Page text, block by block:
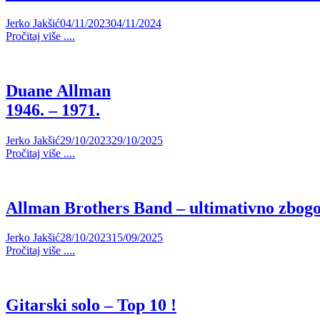
Jerko Jakšić04/11/202304/11/2024
Pročitaj više ....
Duane Allman
1946. – 1971.
Jerko Jakšić29/10/202329/10/2025
Pročitaj više ....
Allman Brothers Band – ultimativno
Jerko Jakšić28/10/202315/09/2025
Pročitaj više ....
Gitarski solo – Top 10 !